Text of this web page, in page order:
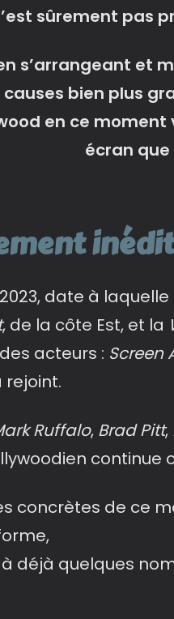
sûrement pas
s’arrangeant et
bien plus
en ce
écran
date à
, de la côte Est, et la
acteurs : Screen
rejoint.
Ruffalo, Brad Pitt,
continue
concrètes de ce
déjà quelques